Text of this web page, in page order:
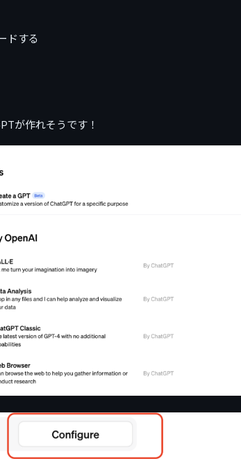
ドする
が作れそうです！